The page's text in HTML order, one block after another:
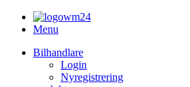
Menu
Bilhandlare
Login
Nyregistrering